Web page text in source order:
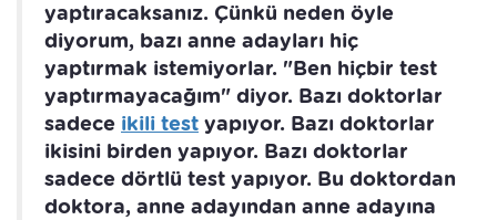
yaptıracaksanız. Çünkü neden öyle
diyorum, bazı anne adayları hiç
yaptırmak istemiyorlar. "Ben hiçbir test
yaptırmayacağım" diyor. Bazı doktorlar
sadece ikili test yapıyor. Bazı doktorlar
ikisini birden yapıyor. Bazı doktorlar
sadece dörtlü test yapıyor. Bu doktordan
doktora, anne adayından anne adayına